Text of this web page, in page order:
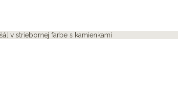
v striebornej farbe s kamienkami